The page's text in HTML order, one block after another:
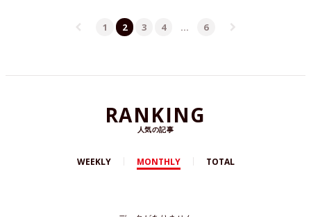
1 2 3 4 … 6
RANKING
人気の記事
WEEKLY MONTHLY TOTAL